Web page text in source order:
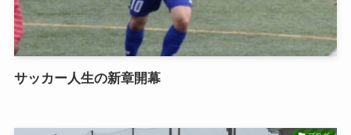
サッカー人生の新章開幕